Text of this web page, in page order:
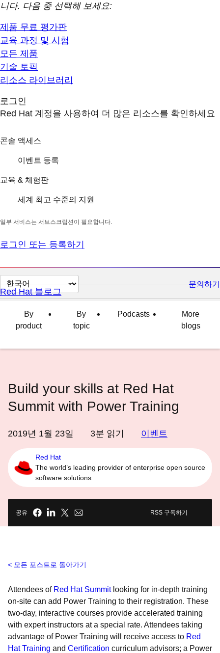
니다. 다음 중 선택해 보세요:
제품 무료 평가판
교육 과정 및 시험
모든 제품
기술 토픽
리소스 라이브러리
로그인
Red Hat 계정을 사용하여 더 많은 리소스를 확인하세요
콘솔 액세스
이벤트 등록
교육 & 체험판
세계 최고 수준의 지원
일부 서비스는 서브스크립션이 필요합니다.
로그인 또는 등록하기
페
이
변
문의하기
Red Hat 블로그
By
product
By
topic
Podcasts
More
blogs
Build your skills at Red Hat
Summit with Power Training
2019년 1월 23일 3분 읽기 이벤트
Red Hat
The world’s leading provider of enterprise open source
software solutions
공유 RSS 구독하기
모든 포스트로 돌아가기
Attendees of Red Hat Summitlooking for in-depth training
on-site can add Power Training to their registration. These
two-day, interactive courses provide accelerated training
with expert instructors at a special rate. Attendees taking
advantage of Power Training will receive access to Red
Hat Training and Certification curriculum advisors; a Power